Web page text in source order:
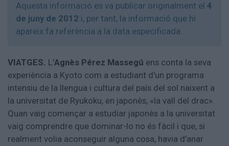
Qui Som
400 Pous
Aniversaris
Subscriu-te
Aquesta informació es va publicar originalment el 4
de juny de 2012 i, per tant, la informació que hi
apareix fa referència a la data especificada.
VIATGES. L'Agnès Pérez Massegú ens conta la seva
experiència a Kyoto com a estudiant d'un programa
intensiu de la llengua i cultura del país del sol naixent a
la universitat de Ryukoku, en japonès, «la vall del drac».
Quan vaig començar a estudiar japonès a la universitat
vaig comprendre que dominar-lo no és fàcil i que, si
realment volia aconseguir alguna cosa, havia d’anar